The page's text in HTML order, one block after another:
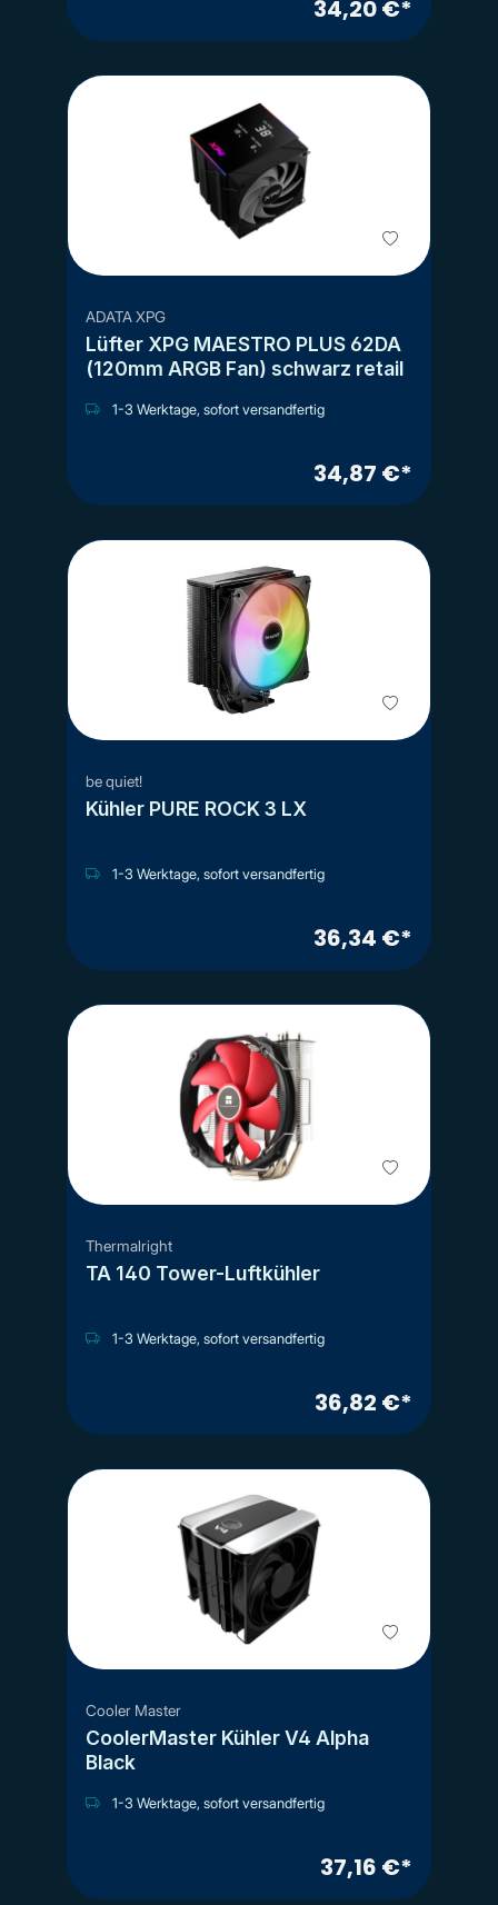
34,20 €*
ADATA XPG
Lüfter XPG MAESTRO PLUS 62DA
(120mm ARGB Fan) schwarz retail
1-3 Werktage, sofort versandfertig
34,87 €*
be quiet!
Kühler PURE ROCK 3 LX
1-3 Werktage, sofort versandfertig
36,34 €*
Thermalright
TA 140 Tower-Luftkühler
1-3 Werktage, sofort versandfertig
36,82 €*
Cooler Master
CoolerMaster Kühler V4 Alpha
Black
1-3 Werktage, sofort versandfertig
37,16 €*